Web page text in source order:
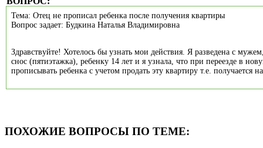
Тема: Отец не прописал ребенка после получения квартиры
Вопрос задает: Будкина Наталья Владимировна
Здравствуйте! Хотелось бы узнать мои действия. Я разведена с
снос (пятиэтажка), ребенку 14 лет и я узнала, что при переезде в
прописывать ребенка с учетом продать эту квартиру т.е.
ПОХОЖИЕ ВОПРОСЫ ПО ТЕМЕ: